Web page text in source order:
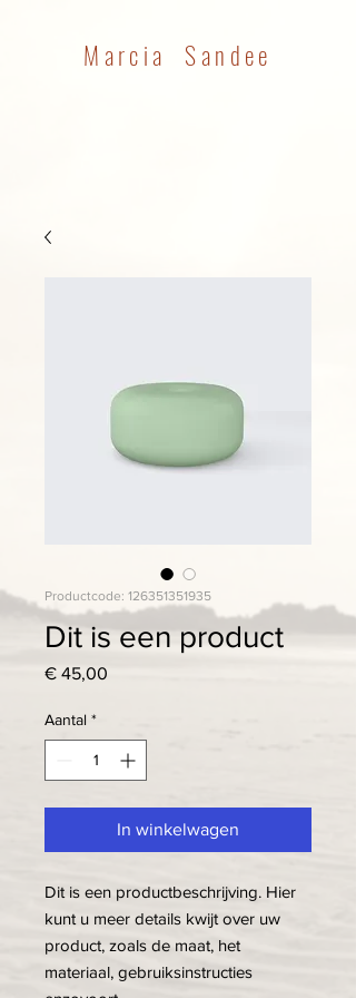
Marcia Sandee
Productcode: 126351351935
Dit is een product
€ 45,00
Aantal *
In winkelwagen
Dit is een productbeschrijving. Hier
kunt u meer details kwijt over uw
product, zoals de maat, het
materiaal, gebruiksinstructies